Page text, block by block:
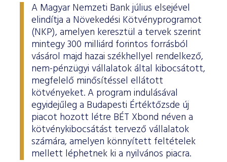
A Magyar Nemzeti Bank július elsejével
elindítja a Növekedési Kötvényprogramot
(NKP), amelyen keresztül a tervek szerint
mintegy 300 milliárd forintos forrásból
vásárol majd hazai székhellyel rendelkező,
nem-pénzügyi vállalatok által kibocsátott,
megfelelő minősítéssel ellátott
kötvényeket. A program indulásával
egyidejűleg a Budapesti Értéktőzsde új
piacot hozott létre BÉT Xbond néven a
kötvénykibocsátást tervező vállalatok
számára, amelyen könnyített feltételek
mellett léphetnek ki a nyilvános piacra.